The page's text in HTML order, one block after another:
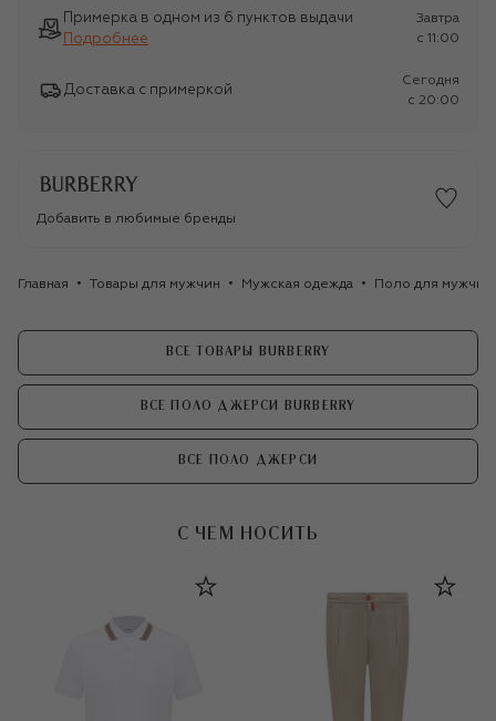
Примерка в одном из 6 пунктов выдачи
Подробнее
Завтра
c 11:00
Доставка с примеркой
Сегодня
c 20:00
Добавить в любимые бренды
Главная Товары для мужчин Мужская одежда Поло для мужчин
ВСЕ ТОВАРЫ BURBERRY
ВСЕ ПОЛО ДЖЕРСИ BURBERRY
ВСЕ ПОЛО ДЖЕРСИ
С ЧЕМ НОСИТЬ